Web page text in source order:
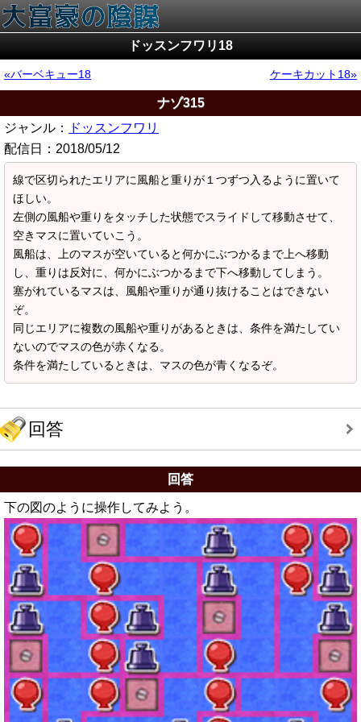
ドッスンフワリ18
バーベキュー18 ケーキカット18
ナゾ315
ジャンル：
ドッスンフワリ
配信日： 2018/05/12
線で区切られたエリアに風船と重りが１つずつ入るように置いて
ほしい。
左側の風船や重りをタッチした状態でスライドして移動させて、
空きマスに置いていこう。
風船は、上のマスが空いていると何かにぶつかるまで上へ移動
し、重りは反対に、何かにぶつかるまで下へ移動してしまう。
塞がれているマスは、風船や重りが通り抜けることはできない
ぞ。
同じエリアに複数の風船や重りがあるときは、条件を満たしてい
ないのでマスの色が赤くなる。
条件を満たしているときは、マスの色が青くなるぞ。
回答
回答
下の図のように操作してみよう。